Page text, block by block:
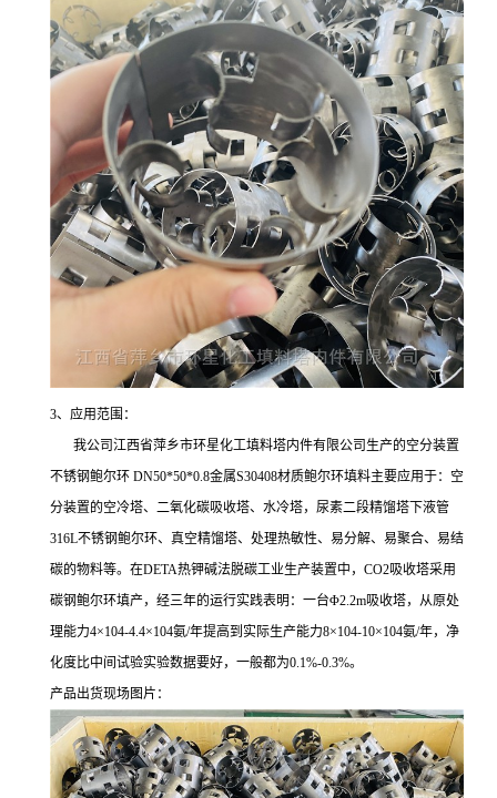
3、应用范围：
我公司江西省萍乡市环星化工填料塔内件有限公司生产的空分装置
不锈钢鲍尔环 DN50*50*0.8金属S30408材质鲍尔环填料主要应用于：空
分装置的空冷塔、二氧化碳吸收塔、水冷塔，尿素二段精馏塔下液管
316L不锈钢鲍尔环、真空精馏塔、处理热敏性、易分解、易聚合、易结
碳的物料等。在DETA热钾碱法脱碳工业生产装置中，CO2吸收塔采用
碳钢鲍尔环填产，经三年的运行实践表明：一台Φ2.2m吸收塔，从原处
理能力4×104-4.4×104氨/年提高到实际生产能力8×104-10×104氨/年，净
化度比中间试验实验数据要好，一般都为0.1%-0.3%。
产品出货现场图片：